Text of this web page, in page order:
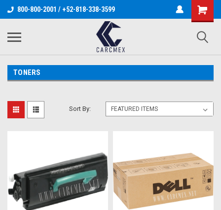
800-800-2001 / +52-818-338-3599
TONERS
Sort By: